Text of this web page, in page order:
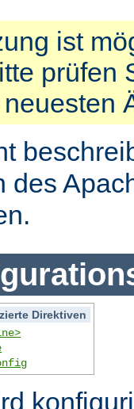
ist
prüfen
des
Direktiven